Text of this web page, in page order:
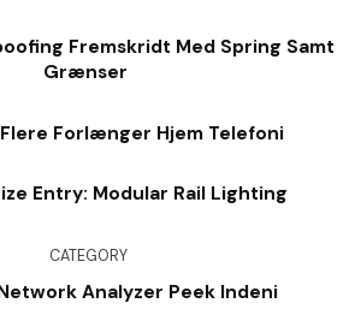
Fremskridt Med Spring Samt
Grænser
Flere Forlænger Hjem Telefoni
Entry: Modular Rail Lighting
CATEGORY
Analyzer Peek Indeni